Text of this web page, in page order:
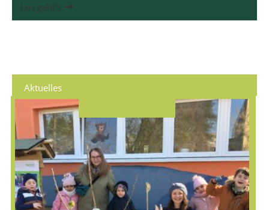
Los geht’s
Aktuelles